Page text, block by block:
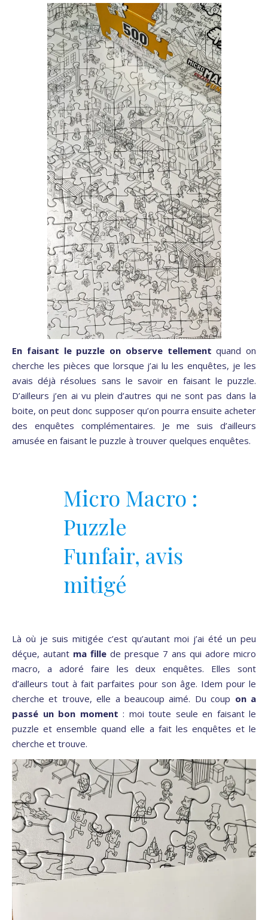
En faisant le puzzle on observe tellement quand on
cherche les pièces que lorsque j’ai lu les enquêtes, je les
avais déjà résolues sans le savoir en faisant le puzzle.
D’ailleurs j’en ai vu plein d’autres qui ne sont pas dans la
boite, on peut donc supposer qu’on pourra ensuite acheter
des enquêtes complémentaires. Je me suis d’ailleurs
amusée en faisant le puzzle à trouver quelques enquêtes.
Micro Macro :
Puzzle
Funfair, avis
mitigé
Là où je suis mitigée c’est qu’autant moi j’ai été un peu
déçue, autant ma fille de presque 7 ans qui adore micro
macro, a adoré faire les deux enquêtes. Elles sont
d’ailleurs tout à fait parfaites pour son âge. Idem pour le
cherche et trouve, elle a beaucoup aimé. Du coup on a
passé un bon moment : moi toute seule en faisant le
puzzle et ensemble quand elle a fait les enquêtes et le
cherche et trouve.